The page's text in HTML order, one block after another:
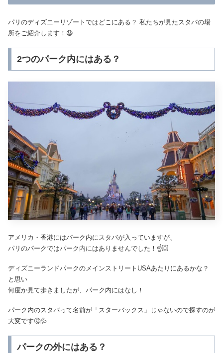
パリのディズニーリゾートではどこにある？ 私たちが見たスタバの場
所をご紹介します！😆
2つのパーク内にはある？
アメリカ・香港にはパーク内にスタバが入っていますが、
パリのパークではパーク内にはありませんでした！☝️💥
ディズニーランドパークのメインストリートUSAあたりにあるかな？
と思い
何度か見て歩きましたが、パーク内にはなし！
パーク内のスタバって名前が「スターバックス」じゃないので探すのが
大変です🤔💦
パークの外にはある？